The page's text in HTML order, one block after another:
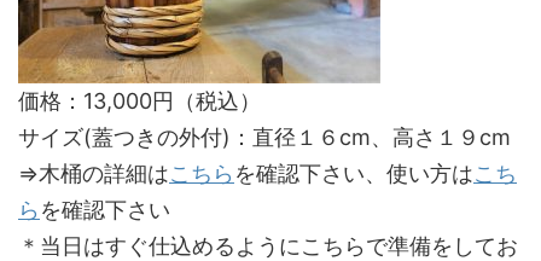
価格：13,000円（税込）
サイズ(蓋つきの外付)：直径１６cm、高さ１９cm
⇒木桶の詳細はこちら を確認下さい、使い方はこち
ら を確認下さい
＊当日はすぐ仕込めるようにこちらで準備をしてお